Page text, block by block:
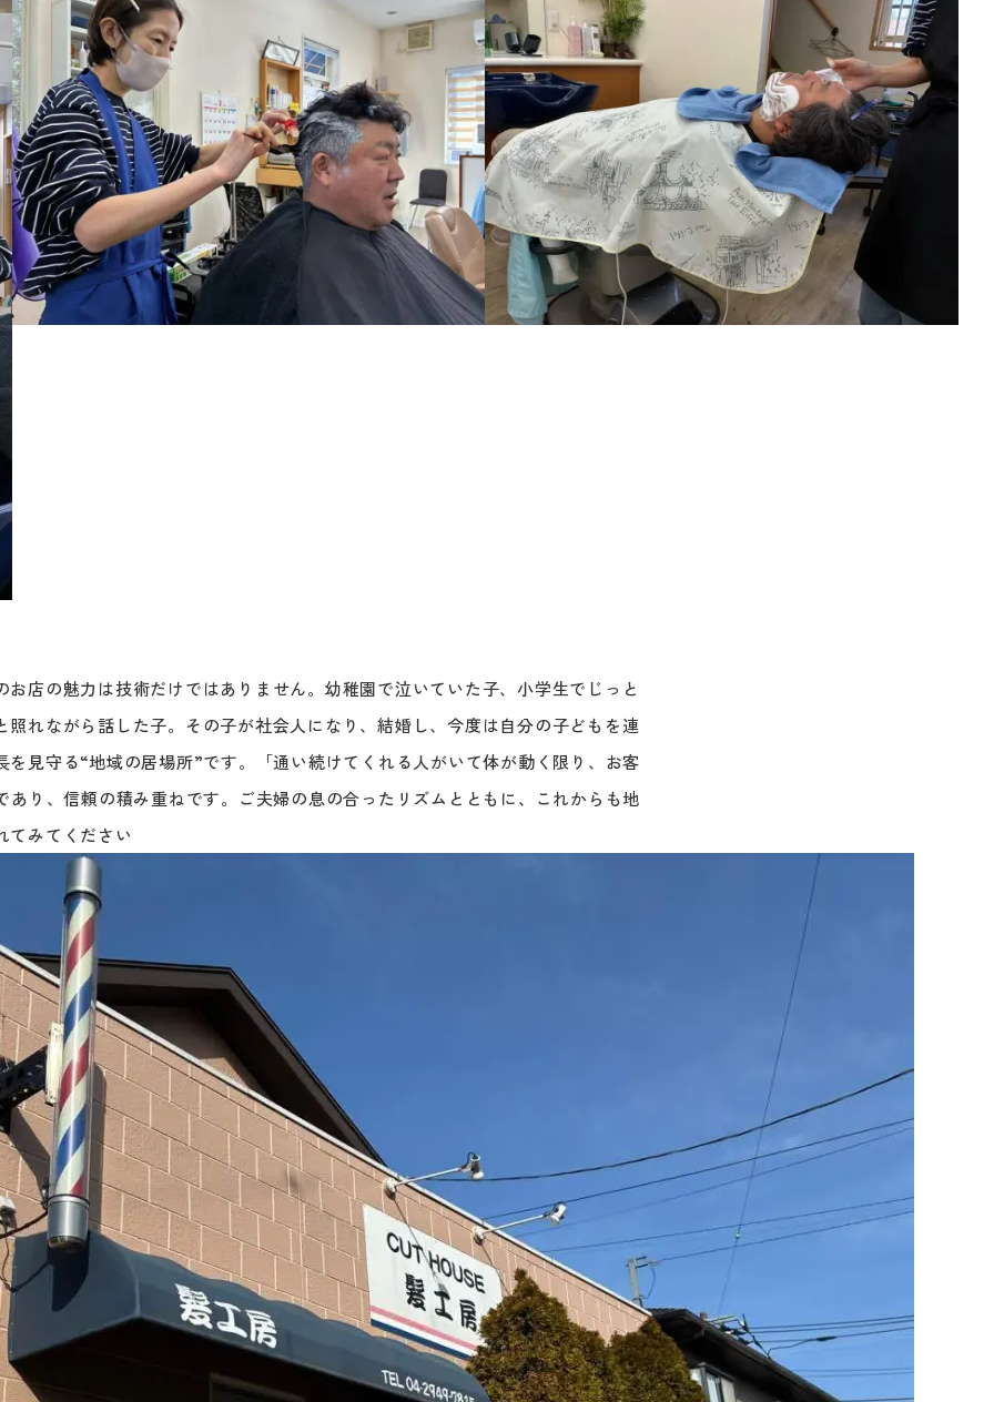
店の魅力は技術だけではありません。幼稚園で泣いていた子、小学生でじっと
れながら話した子。その子が社会人になり、結婚し、今度は自分の子どもを連
見守る“地域の居場所”です。「通い続けてくれる人がいて体が動く限り、お客
り、信頼の積み重ねです。ご夫婦の息の合ったリズムとともに、これからも地
てみてください